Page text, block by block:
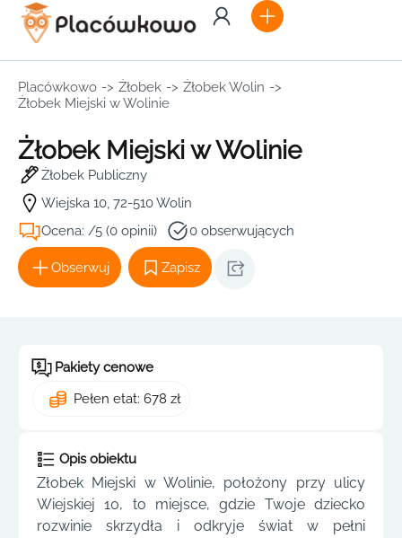
Placówkowo -> Żłobek -> Żłobek Wolin ->
Żłobek Miejski w Wolinie
Żłobek Miejski w Wolinie
Żłobek Publiczny
Wiejska 10, 72-510 Wolin
Ocena: /5 (0 opinii)
0 obserwujących
Obserwuj Zapisz
Pakiety cenowe
Pełen etat: 678 zł
Opis obiektu
Złobek Miejski w Wolinie, położony przy ulicy
Wiejskiej 10, to miejsce, gdzie Twoje dziecko
rozwinie skrzydła i odkryje świat w pełni